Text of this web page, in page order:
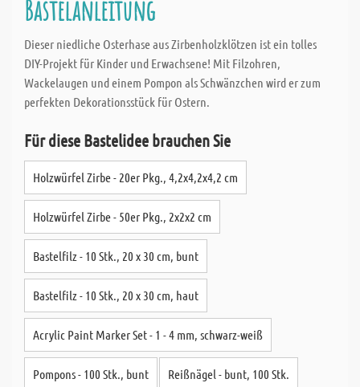
Bastelanleitung
Dieser niedliche Osterhase aus Zirbenholzklötzen ist ein tolles
DIY-Projekt für Kinder und Erwachsene! Mit Filzohren,
Wackelaugen und einem Pompon als Schwänzchen wird er zum
perfekten Dekorationsstück für Ostern.
Für diese Bastelidee brauchen Sie
Holzwürfel Zirbe - 20er Pkg., 4,2x4,2x4,2 cm
Holzwürfel Zirbe - 50er Pkg., 2x2x2 cm
Bastelfilz - 10 Stk., 20 x 30 cm, bunt
Bastelfilz - 10 Stk., 20 x 30 cm, haut
Acrylic Paint Marker Set - 1 - 4 mm, schwarz-weiß
Pompons - 100 Stk., bunt Reißnägel - bunt, 100 Stk.